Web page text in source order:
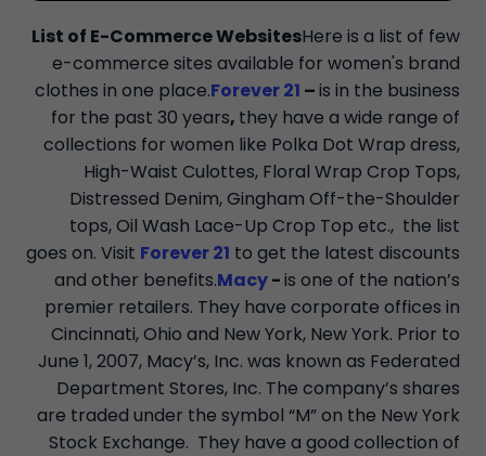
List of E-Commerce WebsitesHere is a list of few
e-commerce sites available for women's brand
clothes in one place.Forever 21 –is in the business
for the past 30 years, they have a wide range of
collections for women like Polka Dot Wrap dress,
High-Waist Culottes, Floral Wrap Crop Tops,
Distressed Denim, Gingham Off-the-Shoulder
tops, Oil Wash Lace-Up Crop Top etc., the list
goes on. Visit Forever 21 to get the latest discounts
and other benefits.Macy-is one of the nation’s
premier retailers. They have corporate offices in
Cincinnati, Ohio and New York, New York. Prior to
June 1, 2007, Macy’s, Inc. was known as Federated
Department Stores, Inc. The company’s shares
are traded under the symbol “M” on the New York
Stock Exchange. They have a good collection of